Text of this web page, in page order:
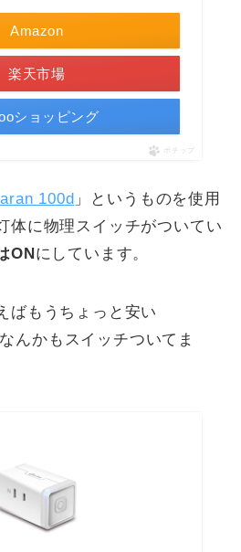
Amazon
楽天市場
ショッピング
ポチップ
100d 」というものを使用
体に物理スイッチがついてい
ONにしています。
ばもうちょっと安い
なんかもスイッチついてま